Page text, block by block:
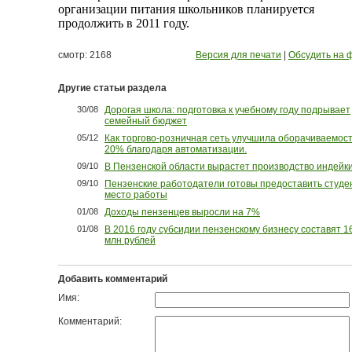
организации питания школьников планируется
продолжить в 2011 году.
смотр: 2168 Версия для печати Обсудить на
Другие статьи раздела
30/08
Дорогая школа: подготовка к учебному году подрывает
семейный бюджет
05/12
Как торгово-розничная сеть улучшила
20% благодаря автоматизации.
09/10 В Пензенской области вырастет производство индейки
09/10
Пензенские работодатели готовы предоставить
место работы
01/08 Доходы пензенцев выросли на 7%
01/08
В 2016 году субсидии пензенскому бизнесу составят
млн рублей
Добавить комментарий
Имя:
Комментарий: